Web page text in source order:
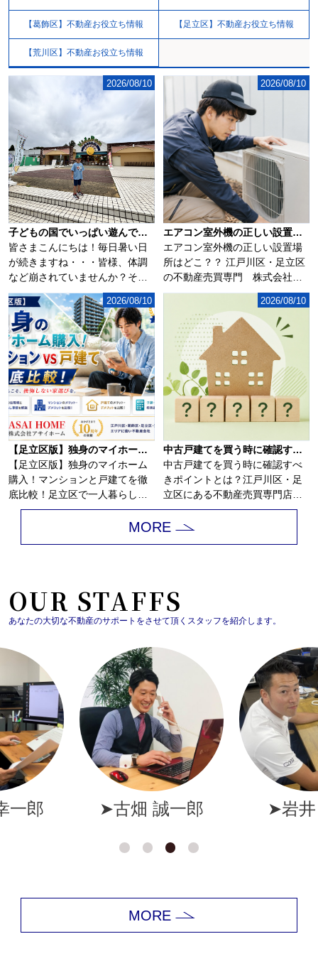
【葛飾区】不動産お役立ち情報 【足立区】不動産お役立ち情報
【荒川区】不動産お役立ち情報
子どもの国でいっぱい遊んできました(^▽^)/
皆さまこんにちは！毎日暑い日
が続きますね・・・皆様、体調
など崩されていませんか？そん
な暑い日が続く中...
2026/08/10
エアコン室外機の正しい設置場所はどこ？？
エアコン室外機の正しい設置場
所はどこ？？ 江戸川区・足立区
の不動産売買専門 株式会社ア
サイ...
2026/08/10
【足立区版】独身のマイホーム購入！マンションと戸建てを徹底比較！
【足立区版】独身のマイホーム
購入！マンションと戸建てを徹
底比較！足立区で一人暮らしを
していると、賃貸...
2026/08/10
中古戸建てを買う時に確認すべきポイントとは？
中古戸建てを買う時に確認すべ
きポイントとは？江戸川区・足
立区にある不動産売買専門店
「株式会社アサイホ...
2026/08/10
MORE
OUR STAFFS
あなたの大切な不動産のサポートをさせて頂くスタッフを紹介します。
一郎 ➤古畑 誠一郎 ➤岩
MORE